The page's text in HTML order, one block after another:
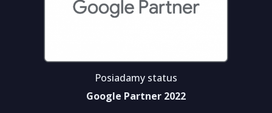
Posiadamy status
Google Partner 2022